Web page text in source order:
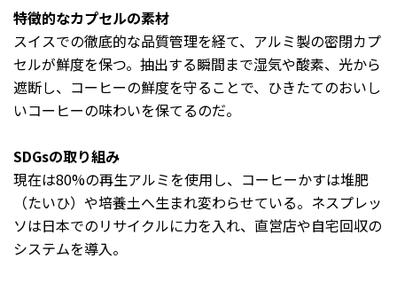
特徴的なカプセルの素材
スイスでの徹底的な品質管理を経て、アルミ製の密閉カプ
セルが鮮度を保つ。抽出する瞬間まで湿気や酸素、光から
遮断し、コーヒーの鮮度を守ることで、ひきたてのおいし
いコーヒーの味わいを保てるのだ。
SDGsの取り組み
現在は80%の再生アルミを使用し、コーヒーかすは堆肥
（たいひ）や培養土へ生まれ変わらせている。ネスプレッ
ソは日本でのリサイクルに力を入れ、直営店や自宅回収の
システムを導入。